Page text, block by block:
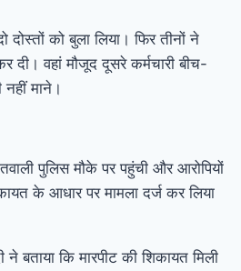
को बुला लिया। फिर तीनों ने
दी। वहां मौजूद दूसरे कर्मचारी बीच-
माने।
पुलिस मौके पर पहुंची और आरोपियों
के आधार पर मामला दर्ज कर लिया
ने बताया कि मारपीट की शिकायत मिली